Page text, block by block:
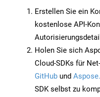
Erstellen Sie ein
kostenlose API-
Holen Sie sich
Cloud-SDKs für
GitHub und
SDK selbst zu